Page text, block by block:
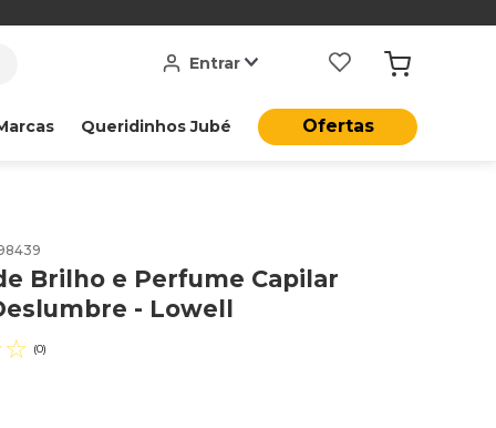
Entrar
Queridinhos Jubé Ofertas
Brilho e Perfume Capilar
- Lowell
☆ (0)